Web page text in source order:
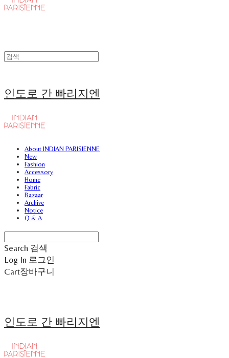
인도로 간 빠리지엔
About INDIAN PARISIENNE
New
Fashion
Accessory
Home
Fabric
Bazaar
Archive
Notice
Q & A
Search 검색
Log In 로그인
Cart장바구니
인도로 간 빠리지엔